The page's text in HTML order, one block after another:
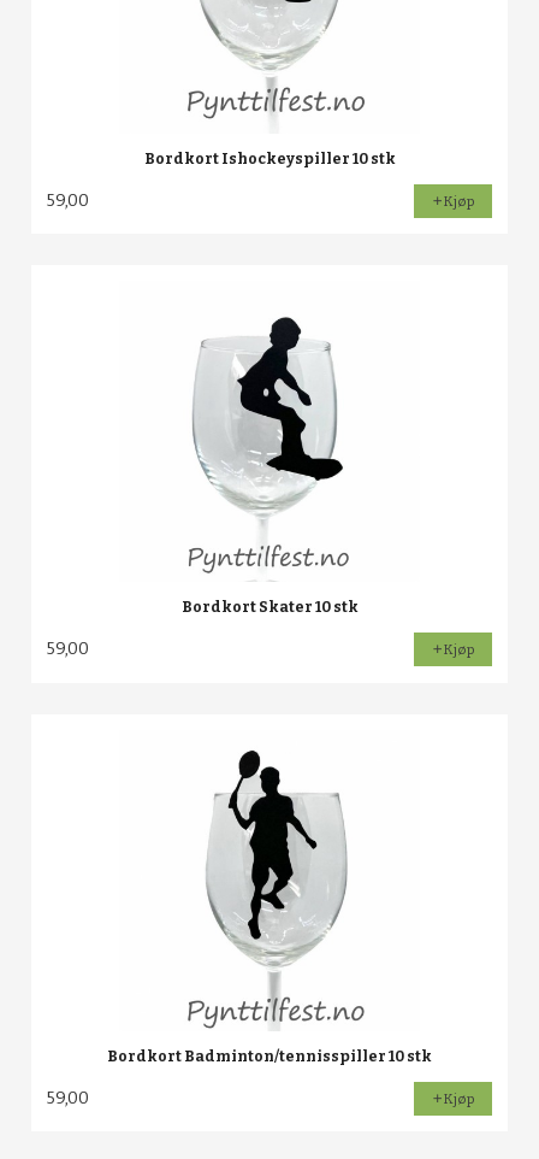
Bordkort Ishockeyspiller 10 stk
59,00 Kjøp
Bordkort Skater 10 stk
59,00 Kjøp
Bordkort Badminton/tennisspiller 10 stk
59,00 Kjøp